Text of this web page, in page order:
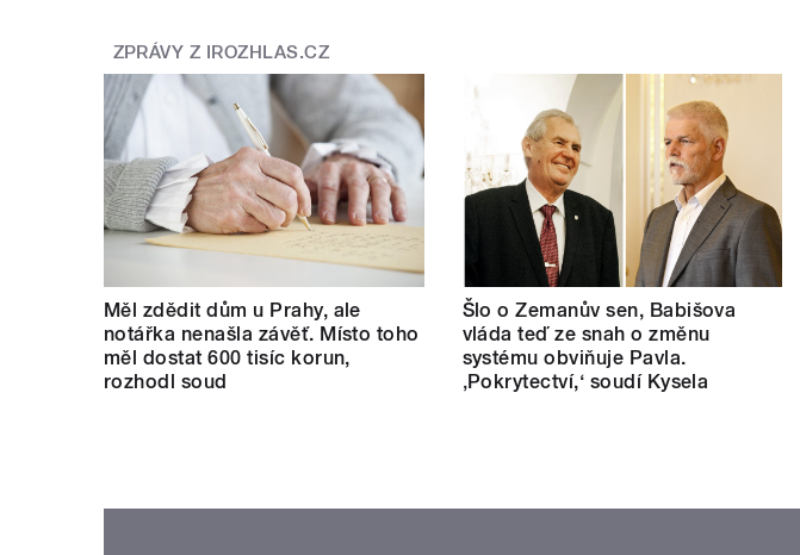
ZPRÁVY Z IROZHLAS.CZ
Měl zdědit dům u Prahy, ale
notářka nenašla závěť. Místo toho
měl dostat 600 tisíc korun,
rozhodl soud
Šlo o Zemanův sen, Babišova
vláda teď ze snah o změnu
systému obviňuje Pavla.
‚Pokrytectví,‘ soudí Kysela